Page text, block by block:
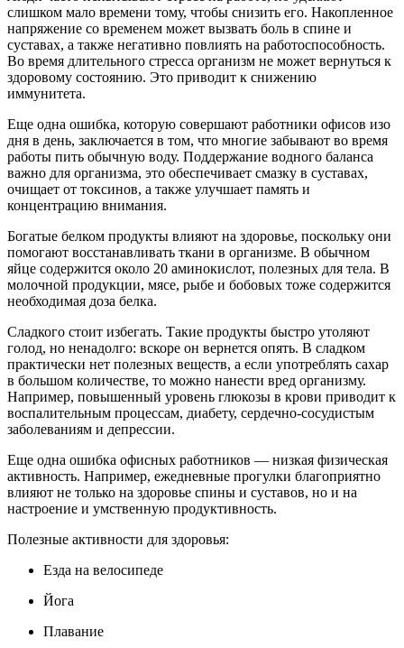
слишком мало времени тому, чтобы снизить его. Накопленное
напряжение со временем может вызвать боль в спине и
суставах, а также негативно повлиять на работоспособность.
Во время длительного стресса организм не может вернуться к
здоровому состоянию. Это приводит к снижению
иммунитета.
Еще одна ошибка, которую совершают работники офисов изо
дня в день, заключается в том, что многие забывают во время
работы пить обычную воду. Поддержание водного баланса
важно для организма, это обеспечивает смазку в суставах,
очищает от токсинов, а также улучшает память и
концентрацию внимания.
Богатые белком продукты влияют на здоровье, поскольку они
помогают восстанавливать ткани в организме. В обычном
яйце содержится около 20 аминокислот, полезных для тела. В
молочной продукции, мясе, рыбе и бобовых тоже содержится
необходимая доза белка.
Сладкого стоит избегать. Такие продукты быстро утоляют
голод, но ненадолго: вскоре он вернется опять. В сладком
практически нет полезных веществ, а если употреблять сахар
в большом количестве, то можно нанести вред организму.
Например, повышенный уровень глюкозы в крови приводит к
воспалительным процессам, диабету, сердечно-сосудистым
заболеваниям и депрессии.
Еще одна ошибка офисных работников — низкая физическая
активность. Например, ежедневные прогулки благоприятно
влияют не только на здоровье спины и суставов, но и на
настроение и умственную продуктивность.
Полезные активности для здоровья:
Езда на велосипеде
Йога
Плавание